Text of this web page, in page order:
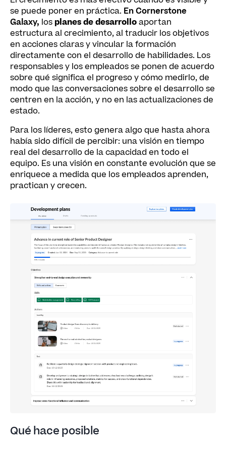
se puede poner en práctica. En Cornerstone
Galaxy, los planes de desarrolloaportan
estructura al crecimiento, al traducir los objetivos
en acciones claras y vincular la formación
directamente con el desarrollo de habilidades. Los
responsables y los empleados se ponen de acuerdo
sobre qué significa el progreso y cómo medirlo, de
modo que las conversaciones sobre el desarrollo se
centren en la acción, y no en las actualizaciones de
estado.
Para los líderes, esto genera algo que hasta ahora
había sido difícil de percibir: una visión en tiempo
real del desarrollo de la capacidad en todo el
equipo. Es una visión en constante evolución que se
enriquece a medida que los empleados aprenden,
practican y crecen.
Qué hace posible